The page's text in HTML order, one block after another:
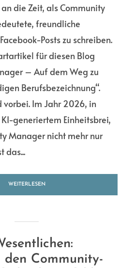
die Zeit, als Community
freundliche
Posts zu schreiben.
für diesen Blog
– Auf dem Weg zu
Berufsbezeichnung“.
vorbei. Im Jahr 2026, in
generiertem Einheitsbrei,
Manager nicht mehr nur
das...
WEITERLESEN
den Community-